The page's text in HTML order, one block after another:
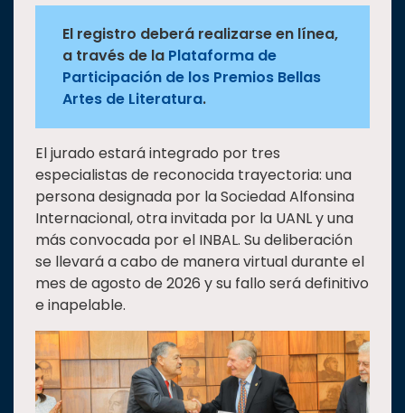
El registro deberá realizarse en línea,
a través de la Plataforma de
Participación de los Premios Bellas
Artes de Literatura.
El jurado estará integrado por tres
especialistas de reconocida trayectoria: una
persona designada por la Sociedad Alfonsina
Internacional, otra invitada por la UANL y una
más convocada por el INBAL. Su deliberación
se llevará a cabo de manera virtual durante el
mes de agosto de 2026 y su fallo será definitivo
e inapelable.